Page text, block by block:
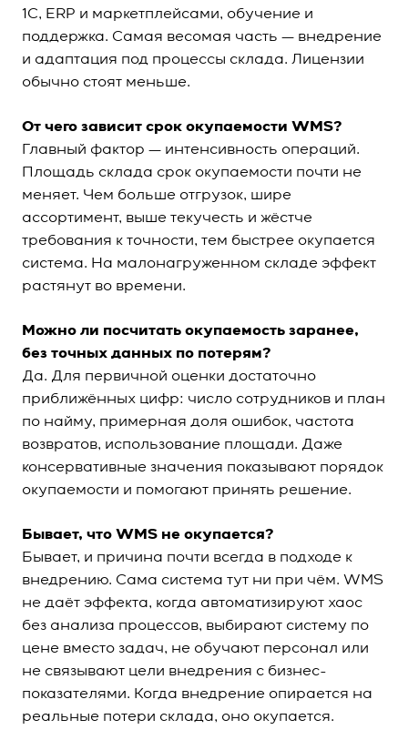
1С, ERP и маркетплейсами, обучение и
поддержка. Самая весомая часть — внедрение
и адаптация под процессы склада. Лицензии
обычно стоят меньше.
От чего зависит срок окупаемости WMS?
Главный фактор — интенсивность операций.
Площадь склада срок окупаемости почти не
меняет. Чем больше отгрузок, шире
ассортимент, выше текучесть и жёстче
требования к точности, тем быстрее окупается
система. На малонагруженном складе эффект
растянут во времени.
Можно ли посчитать окупаемость заранее,
без точных данных по потерям?
Да. Для первичной оценки достаточно
приближённых цифр: число сотрудников и план
по найму, примерная доля ошибок, частота
возвратов, использование площади. Даже
консервативные значения показывают порядок
окупаемости и помогают принять решение.
Бывает, что WMS не окупается?
Бывает, и причина почти всегда в подходе к
внедрению. Сама система тут ни при чём. WMS
не даёт эффекта, когда автоматизируют хаос
без анализа процессов, выбирают систему по
цене вместо задач, не обучают персонал или
не связывают цели внедрения с бизнес-
показателями. Когда внедрение опирается на
реальные потери склада, оно окупается.